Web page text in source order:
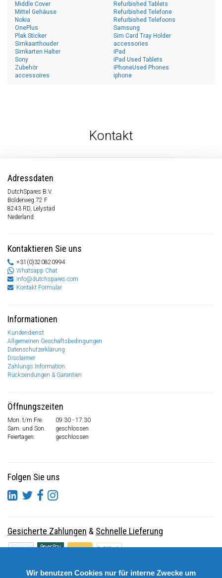
Middle Cover
Mittel Gehäuse
Nokia
OnePlus
Plak Sticker
Refurbished Tablets
Refurbished Telefone
Refurbished Telefoons
Samsung
Sim Card Tray Holder
Simkaarthouder
Simkarten Halter
Sony
Zubehör
accessoires
accessories
iPad
iPad Used Tablets
iPhoneUsed Phones
iphone
Kontakt
Adressdaten
DutchSpares B.V.
Bolderweg 72 F
8243 RD, Lelystad
Nederland
Kontaktieren Sie uns
+31(0)320820994
Whatsapp Chat
info@dutchspares.com
Kontakt Formular
Informationen
Kundendienst
Allgemeinen Geschäftsbedingungen
Datenschutzerklärung
Disclaimer
Zahlungs Information
Rücksendungen & Garantien
Öffnungszeiten
Mon. t/m Fre.
09:30 - 17:30
Sam. und Son.
geschlossen
Feiertagen:
geschlossen
Folgen Sie uns
Gesicherte Zahlungen & Schnelle Lieferung
Wir benutzen Cookies nur für interne Zwecke um